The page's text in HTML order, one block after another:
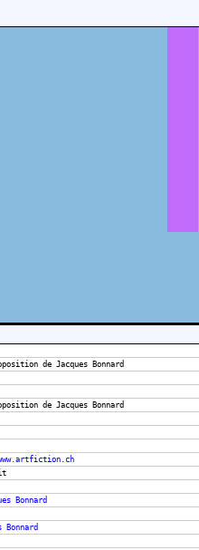
de Jacques Bonnard
de Jacques Bonnard
Bonnard